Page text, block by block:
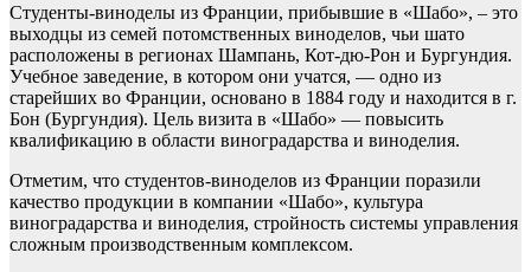
Студенты-виноделы из Франции, прибывшие в «Шабо», – это
выходцы из семей потомственных виноделов, чьи шато
расположены в регионах Шампань, Кот-дю-Рон и Бургундия.
Учебное заведение, в котором они учатся, — одно из
старейших во Франции, основано в 1884 году и находится в г.
Бон (Бургундия). Цель визита в «Шабо» — повысить
квалификацию в области виноградарства и виноделия.
Отметим, что студентов-виноделов из Франции поразили
качество продукции в компании «Шабо», культура
виноградарства и виноделия, стройность системы управления
сложным производственным комплексом.